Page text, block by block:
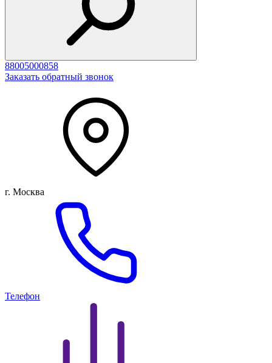
88005000858
Заказать обратный звонок
г. Москва
Телефон